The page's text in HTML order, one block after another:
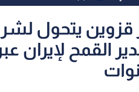
قزوين يتحول
القمح لإيران